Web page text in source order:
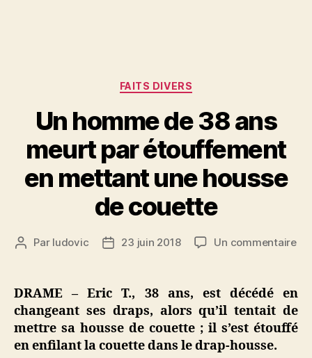
Catégories
FAITS DIVERS
Un homme de 38 ans
meurt par étouffement
en mettant une housse
de couette
Auteur
Par ludovic
Date23 juin 2018 Un commentairesur
DRAME – Eric T., 38 ans, est décédé en
changeant ses draps, alors qu’il tentait de
mettre sa housse de couette ; il s’est étouffé
en enfilant la couette dans le drap-housse.